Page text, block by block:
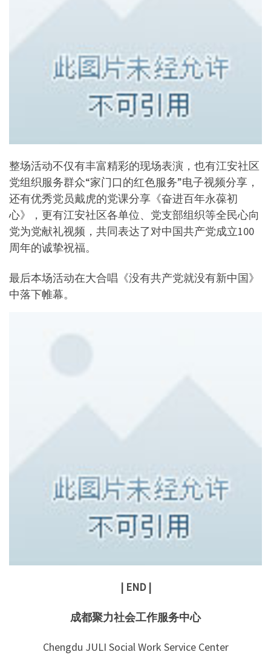
整场活动不仅有丰富精彩的现场表演，也有江安社区
党组织服务群众“家门口的红色服务”电子视频分享，
还有优秀党员戴虎的党课分享《奋进百年永葆初
心》，更有江安社区各单位、党支部组织等全民心向
党为党献礼视频，共同表达了对中国共产党成立100
周年的诚挚祝福。
最后本场活动在大合唱《没有共产党就没有新中国》
中落下帷幕。
| END |
成都聚力社会工作服务中心
Chengdu JULI Social Work Service Center